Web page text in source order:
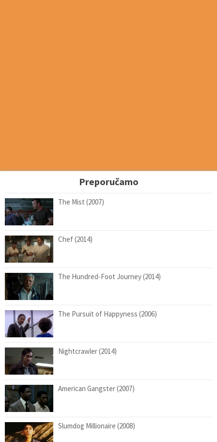
Preporučamo
The Mist (2007)
Chef (2014)
The Hundred-Foot Journey (2014)
The Pursuit of Happyness (2006)
Nightcrawler (2014)
American Gangster (2007)
Slumdog Millionaire (2008)